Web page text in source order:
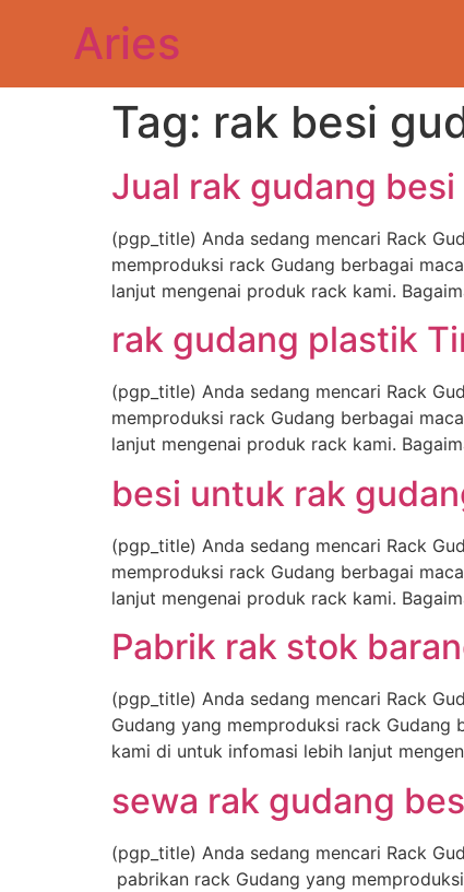
Aries
Tag: rak besi
Jual rak gudang
(pgp_title) Anda sedang mencari Rack
memproduksi rack Gudang berbagai
lanjut mengenai produk rack kami.
rak gudang plastik
(pgp_title) Anda sedang mencari Rack
memproduksi rack Gudang berbagai
lanjut mengenai produk rack kami.
besi untuk rak
(pgp_title) Anda sedang mencari Rack
memproduksi rack Gudang berbagai
lanjut mengenai produk rack kami.
Pabrik rak stok
(pgp_title) Anda sedang mencari Rack
Gudang yang memproduksi rack Gudang
kami di untuk infomasi lebih lanjut
sewa rak gudang
(pgp_title) Anda sedang mencari Rack
pabrikan rack Gudang yang